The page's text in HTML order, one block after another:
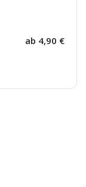
ab 4,90 €